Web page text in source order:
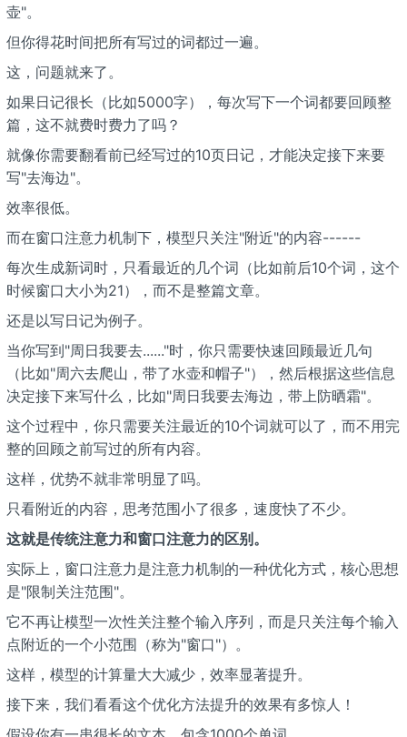
壶"。
但你得花时间把所有写过的词都过一遍。
这，问题就来了。
如果日记很长（比如5000字），每次写下一个词都要回顾整
篇，这不就费时费力了吗？
就像你需要翻看前已经写过的10页日记，才能决定接下来要
写"去海边"。
效率很低。
而在窗口注意力机制下，模型只关注"附近"的内容------
每次生成新词时，只看最近的几个词（比如前后10个词，这个
时候窗口大小为21），而不是整篇文章。
还是以写日记为例子。
当你写到"周日我要去......"时，你只需要快速回顾最近几句
（比如"周六去爬山，带了水壶和帽子"），然后根据这些信息
决定接下来写什么，比如"周日我要去海边，带上防晒霜"。
这个过程中，你只需要关注最近的10个词就可以了，而不用完
整的回顾之前写过的所有内容。
这样，优势不就非常明显了吗。
只看附近的内容，思考范围小了很多，速度快了不少。
这就是传统注意力和窗口注意力的区别。
实际上，窗口注意力是注意力机制的一种优化方式，核心思想
是"限制关注范围"。
它不再让模型一次性关注整个输入序列，而是只关注每个输入
点附近的一个小范围（称为"窗口"）。
这样，模型的计算量大大减少，效率显著提升。
接下来，我们看看这个优化方法提升的效果有多惊人！